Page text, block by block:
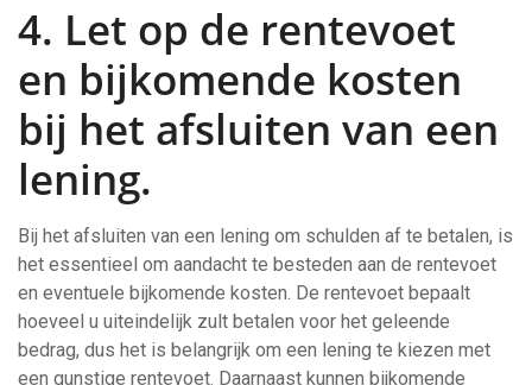
4. Let op de rentevoet
en bijkomende kosten
bij het afsluiten van een
lening.
Bij het afsluiten van een lening om schulden af te betalen, is
het essentieel om aandacht te besteden aan de rentevoet
en eventuele bijkomende kosten. De rentevoet bepaalt
hoeveel u uiteindelijk zult betalen voor het geleende
bedrag, dus het is belangrijk om een lening te kiezen met
een gunstige rentevoet. Daarnaast kunnen bijkomende